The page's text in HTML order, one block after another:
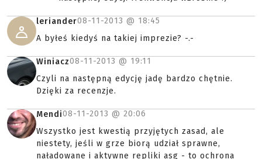
leriander08-11-2013 @ 18:45
A byłeś kiedyś na takiej imprezie? -.-
Winiacz08-11-2013 @ 19:11
Czyli na następną edycję jadę bardzo chętnie.
Dzięki za recenzje.
Mendi08-11-2013 @ 20:06
Wszystko jest kwestią przyjętych zasad, ale
niestety, jeśli w grze biorą udział sprawne,
naładowane i aktywne repliki asg - to ochrona